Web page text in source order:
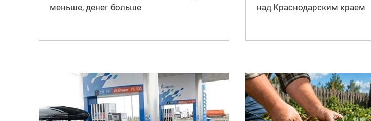
меньше, денег больше
над Краснодарским краем